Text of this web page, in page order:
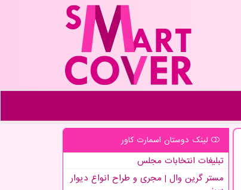
لینک دوستان اسمارت كاور
تبلیغات انتخابات مجلس
مستر گرین وال | مجری و طراح انواع دیوار